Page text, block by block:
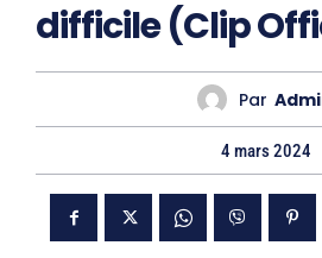
difficile (Clip
Par
4 mars 2024